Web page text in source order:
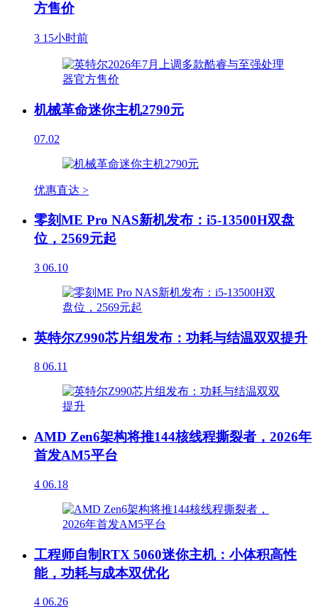
方售价
3 15小时前
机械革命迷你主机2790元
07.02
优惠直达 >
零刻ME Pro NAS新机发布：i5-13500H双盘
位，2569元起
3 06.10
英特尔Z990芯片组发布：功耗与结温双双提升
8 06.11
AMD Zen6架构将推144核线程撕裂者，2026年
首发AM5平台
4 06.18
工程师自制RTX 5060迷你主机：小体积高性
能，功耗与成本双优化
4 06.26